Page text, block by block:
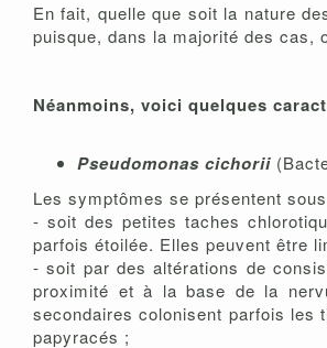
En fait, quelle que soit la nature
puisque, dans la majorité des cas,
Néanmoins, voici quelques
Pseudomonas cichorii
Les symptômes se présentent
- soit des petites taches
parfois étoilée. Elles peuvent être
- soit par des altérations de
proximité et à la base de la
secondaires colonisent parfois les
papyracés ;